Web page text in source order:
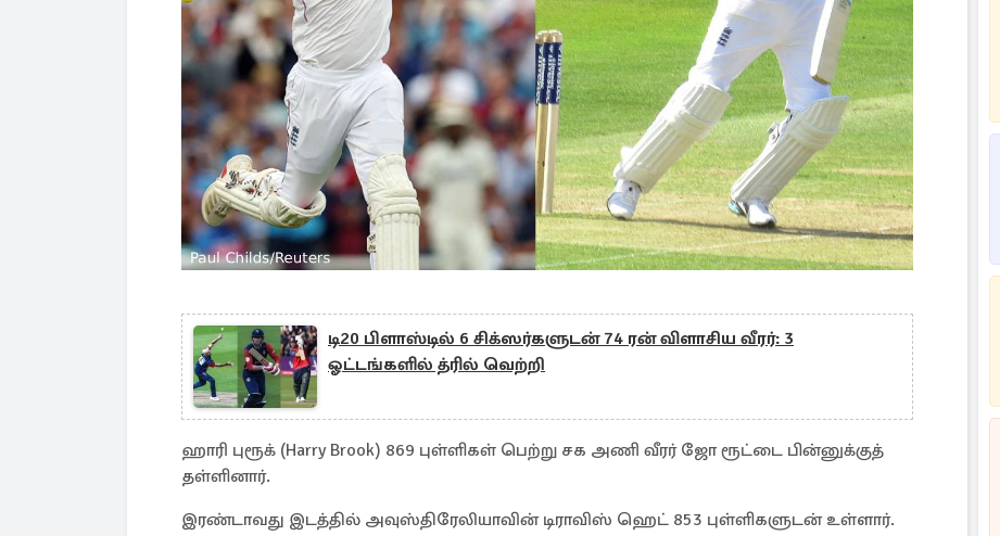
டி20 பிளாஸ்டில் 6 சிக்ஸர்களுடன் 74 ரன் விளாசிய வீரர்: 3
ஓட்டங்களில் த்ரில் வெற்றி
ஹாரி புரூக் (Harry Brook) 869 புள்ளிகள் பெற்று சக அணி வீரர் ஜோ ரூட்டை பின்னுக்குத்
தள்ளினார்.
இரண்டாவது இடத்தில் அவுஸ்திரேலியாவின் டிராவிஸ் ஹெட் 853 புள்ளிகளுடன் உள்ளார்.